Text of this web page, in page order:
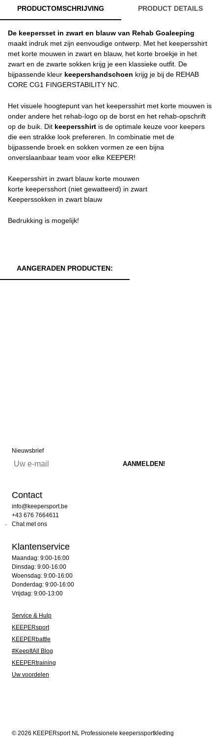
PRODUCTOMSCHRIJVING PRODUCT DETAILS
De keepersset in zwart en blauw van Rehab Goaleeping
maakt indruk met zijn eenvoudige ontwerp. Met het keepersshirt
met korte mouwen in zwart en blauw, het korte broekje in het
zwart en de zwarte sokken krijg je een klassieke outfit. De
bijpassende kleur keepershandschoen krijg je bij de REHAB
CORE CG1 FINGERSTABILITY NC.
Het visuele hoogtepunt van het keepersshirt met korte mouwen is
onder andere het rehab-logo op de borst en het rehab-opschrift
op de buik. Dit keepersshirt is de optimale keuze voor keepers
die een strakke look prefereren. In combinatie met de
bijpassende broek en sokken vormen ze een bijna
onverslaanbaar team voor elke KEEPER!
Keepersshirt in zwart blauw korte mouwen
korte keepersshort (niet gewatteerd) in zwart
Keeperssokken in zwart blauw
Bedrukking is mogelijk!
AANGERADEN PRODUCTEN:
Nieuwsbrief
Contact
info@keepersport.be
+43 676 7664611
Chat met ons
Klantenservice
Maandag: 9:00-16:00
Dinsdag: 9:00-16:00
Woensdag: 9:00-16:00
Donderdag: 9:00-16:00
Vrijdag: 9:00-13:00
Service & Hulp
KEEPERsport
KEEPERbattle
#KeepItAll Blog
KEEPERtraining
Uw voordelen
© 2026 KEEPERsport NL Professionele keeperssportkleding